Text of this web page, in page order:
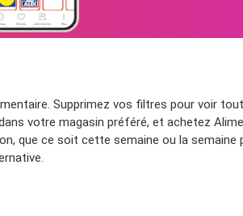
Supprimez vos filtres pour voir
votre magasin préféré, et achetez
que ce soit cette semaine ou la semaine